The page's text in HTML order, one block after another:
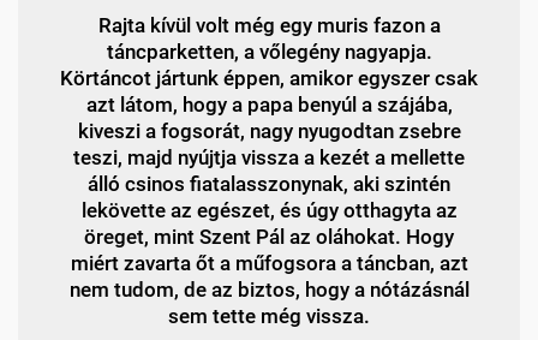
Rajta kívül volt még egy muris fazon a
táncparketten, a vőlegény nagyapja.
Körtáncot jártunk éppen, amikor egyszer csak
azt látom, hogy a papa benyúl a szájába,
kiveszi a fogsorát, nagy nyugodtan zsebre
teszi, majd nyújtja vissza a kezét a mellette
álló csinos fiatalasszonynak, aki szintén
lekövette az egészet, és úgy otthagyta az
öreget, mint Szent Pál az oláhokat. Hogy
miért zavarta őt a műfogsora a táncban, azt
nem tudom, de az biztos, hogy a nótázásnál
sem tette még vissza.